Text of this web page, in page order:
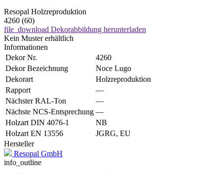
Resopal Holzreproduktion
4260 (60)
file_download Dekorabbildung herunterladen
Kein Muster erhältlich
Informationen
Dekor Nr.
4260
Dekor Bezeichnung
Noce Lugo
Dekorart
Holzreproduktion
Rapport
—
Nächster RAL-Ton
—
Nächste NCS-Entsprechung —
Holzart DIN 4076-1
NB
Holzart EN 13556
JGRG, EU
Hersteller
Resopal GmbH
info_outline